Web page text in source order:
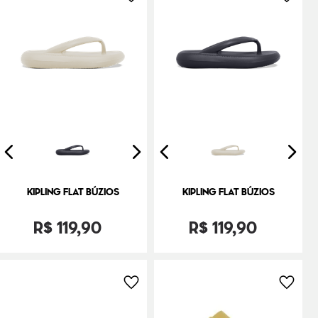
KIPLING FLAT BÚZIOS
R$119,90
KIPLING FLAT BÚZIOS
R$119,90